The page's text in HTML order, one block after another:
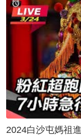
2024白沙屯媽祖